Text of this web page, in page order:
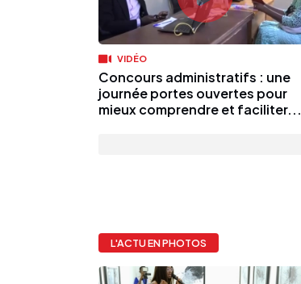
VIDÉO
Concours administratifs : une
journée portes ouvertes pour
mieux comprendre et faciliter...
L'ACTU EN PHOTOS